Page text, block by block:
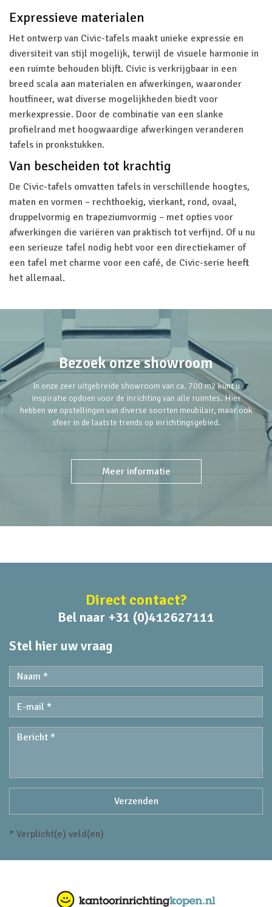
Expressieve materialen
Het ontwerp van Civic-tafels maakt unieke expressie en
diversiteit van stijl mogelijk, terwijl de visuele harmonie in
een ruimte behouden blijft. Civic is verkrijgbaar in een
breed scala aan materialen en afwerkingen, waaronder
houtfineer, wat diverse mogelijkheden biedt voor
merkexpressie. Door de combinatie van een slanke
profielrand met hoogwaardige afwerkingen veranderen
tafels in pronkstukken.
Van bescheiden tot krachtig
De Civic-tafels omvatten tafels in verschillende hoogtes,
maten en vormen – rechthoekig, vierkant, rond, ovaal,
druppelvormig en trapeziumvormig – met opties voor
afwerkingen die variëren van praktisch tot verfijnd. Of u nu
een serieuze tafel nodig hebt voor een directiekamer of
een tafel met charme voor een café, de Civic-serie heeft
het allemaal.
Bezoek onze showroom
In onze zeer uitgebreide showroom van ca. 700 m2 kunt u
inspiratie opdoen voor de inrichting van alle ruimtes. Hier
hebben we opstellingen van diverse soorten meubilair, maar ook
sfeer in de laatste trends op inrichtingsgebied.
Meer informatie
Direct contact?
Bel naar +31 (0)412627111
Stel hier uw vraag
* Verplicht(e) veld(en)